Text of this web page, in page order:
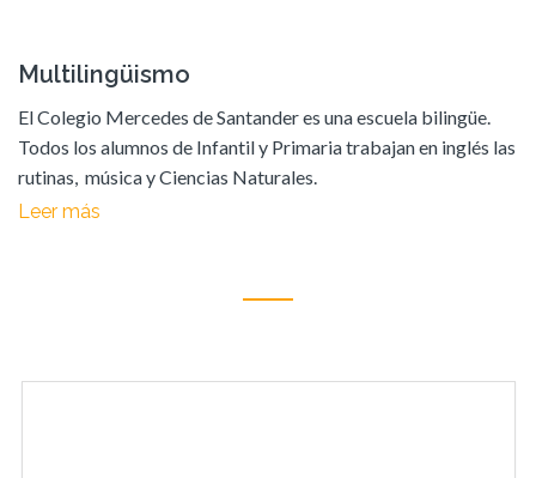
Multilingüismo
El Colegio Mercedes de Santander es una escuela bilingüe.
Todos los alumnos de Infantil y Primaria trabajan en inglés las
rutinas, música y Ciencias Naturales.
Leer más